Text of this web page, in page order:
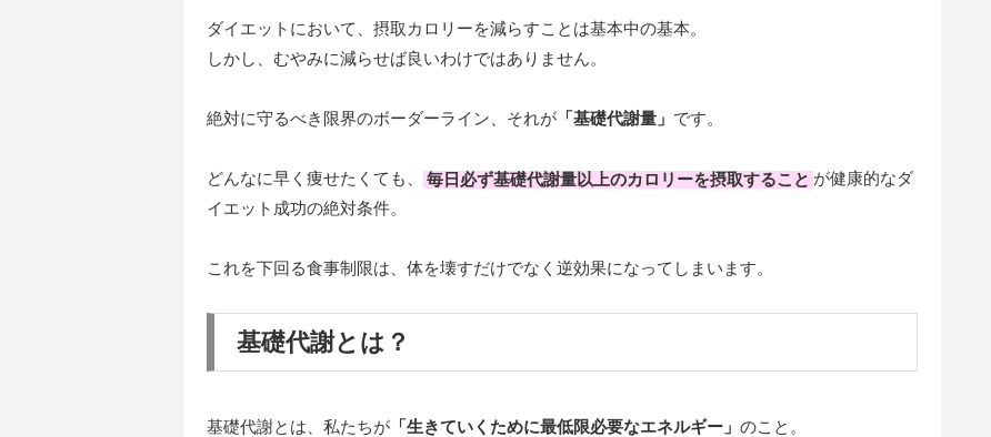
ダイエットにおいて、摂取カロリーを減らすことは基本中の基本。
しかし、むやみに減らせば良いわけではありません。
絶対に守るべき限界のボーダーライン、それが 「基礎代謝量 」 です。
どんなに早く痩せたくても、 毎日必ず基礎代謝量以上のカロリーを摂取すること が健康的なダ
イエット成功の絶対条件。
これを下回る食事制限は、体を壊すだけでなく逆効果になってしまいます。
基礎代謝とは？
基礎代謝とは、私たちが 「生きていくために最低限必要なエネルギー 」 のこと。